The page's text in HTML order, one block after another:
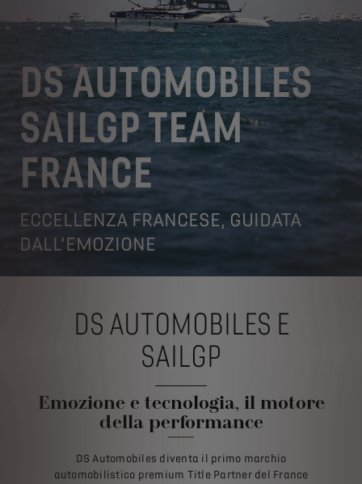
DS AUTOMOBILES
SAILGP TEAM
FRANCE
ECCELLENZA FRANCESE, GUIDATA
DALL’EMOZIONE
DS AUTOMOBILES E
SAILGP
Emozione e tecnologia, il motore
della performance
DS Automobiles diventa il primo marchio
automobilistico premium Title Partner del France